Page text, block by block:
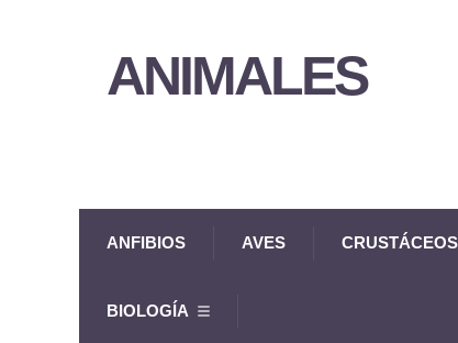
ANIMALES
ANFIBIOS AVES CRUSTÁCEOS
BIOLOGÍA